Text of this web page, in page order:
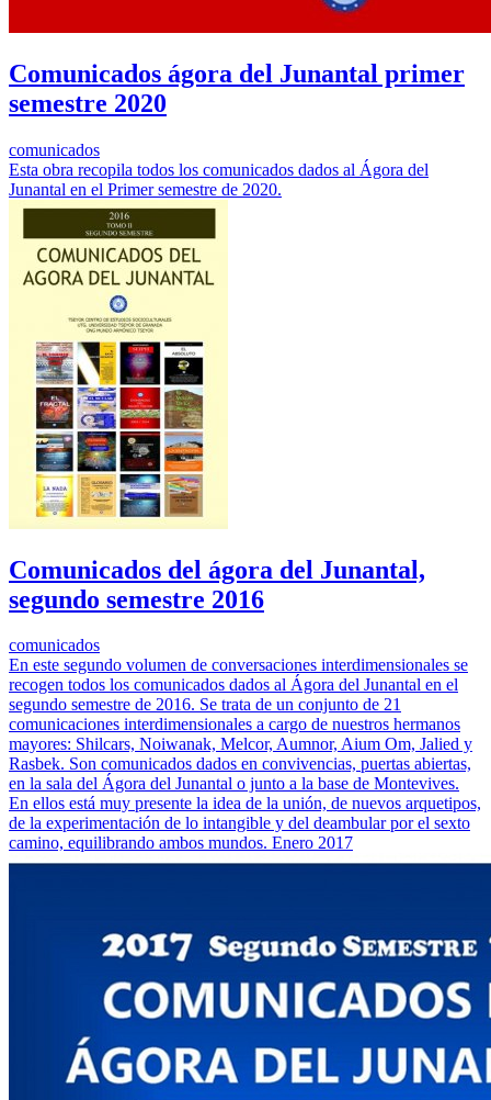
Comunicados ágora del Junantal primer
semestre 2020
comunicados
Esta obra recopila todos los comunicados dados al Ágora del
Junantal en el Primer semestre de 2020.
Comunicados del ágora del Junantal,
segundo semestre 2016
comunicados
En este segundo volumen de conversaciones interdimensionales se
recogen todos los comunicados dados al Ágora del Junantal en el
segundo semestre de 2016. Se trata de un conjunto de 21
comunicaciones interdimensionales a cargo de nuestros hermanos
mayores: Shilcars, Noiwanak, Melcor, Aumnor, Aium Om, Jalied y
Rasbek. Son comunicados dados en convivencias, puertas abiertas,
en la sala del Ágora del Junantal o junto a la base de Montevives.
En ellos está muy presente la idea de la unión, de nuevos arquetipos,
de la experimentación de lo intangible y del deambular por el sexto
camino, equilibrando ambos mundos. Enero 2017